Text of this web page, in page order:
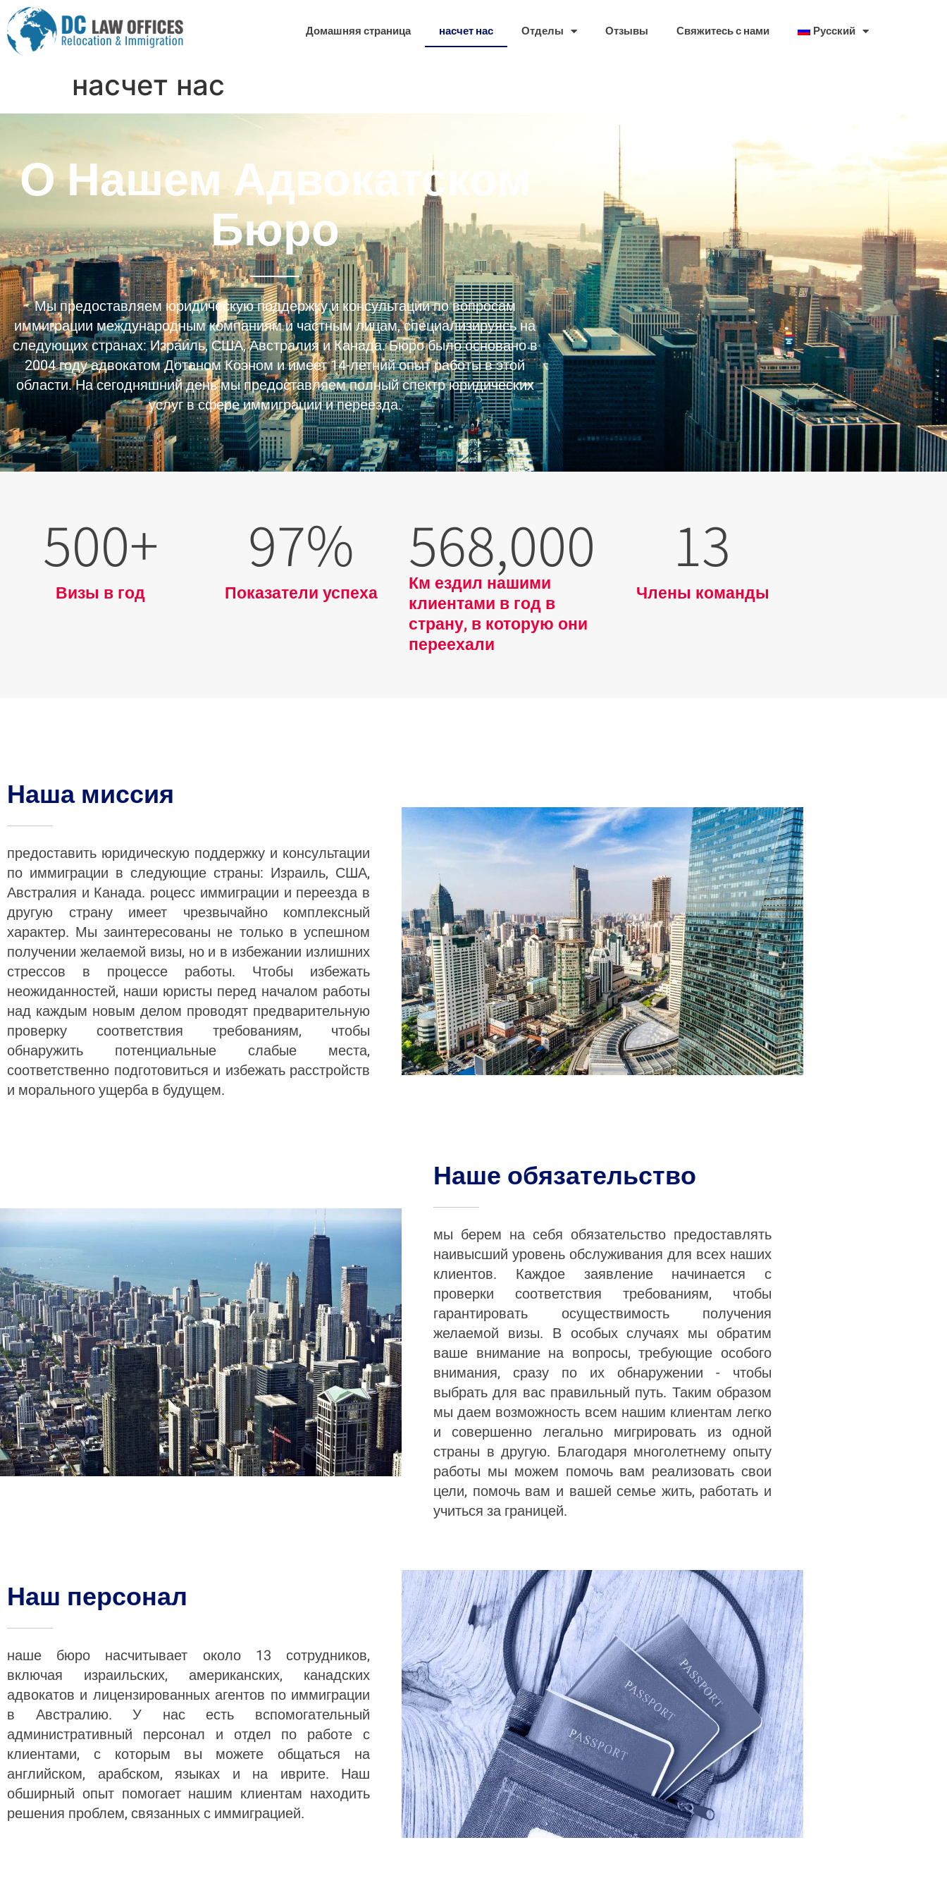
Домашняя страница насчет нас Отделы Отзывы Свяжитесь с нами Русский
насчет нас
О Нашем Адвокатском
Бюро
Мы предоставляем юридическую поддержку и консультации по вопросам
иммиграции международным компаниям и частным лицам, специализируясь на
следующих странах: Израиль, США, Австралия и Канада. Бюро было основано в
2004 году адвокатом Дотаном Коэном и имеет 14-летний опыт работы в этой
области. На сегодняшний день мы предоставляем полный спектр юридических
услуг в сфере иммиграции и переезда.
Визы в год
500+
Показатели успеха
97%
Км ездил нашими
клиентами в год в
страну, в которую они
переехали
568,000
Члены команды
13
Наша миссия
предоставить юридическую поддержку и консультации
по иммиграции в следующие страны: Израиль, США,
Австралия и Канада. роцесс иммиграции и переезда в
другую страну имеет чрезвычайно комплексный
характер. Мы заинтересованы не только в успешном
получении желаемой визы, но и в избежании излишних
стрессов в процессе работы. Чтобы избежать
неожиданностей, наши юристы перед началом работы
над каждым новым делом проводят предварительную
проверку соответствия требованиям, чтобы
обнаружить потенциальные слабые места,
соответственно подготовиться и избежать расстройств
и морального ущерба в будущем.
Наше обязательство
мы берем на себя обязательство предоставлять
наивысший уровень обслуживания для всех наших
клиентов. Каждое заявление начинается с
проверки соответствия требованиям, чтобы
гарантировать осуществимость получения
желаемой визы. В особых случаях мы обратим
ваше внимание на вопросы, требующие особого
внимания, сразу по их обнаружении - чтобы
выбрать для вас правильный путь. Таким образом
мы даем возможность всем нашим клиентам легко
и совершенно легально мигрировать из одной
страны в другую. Благодаря многолетнему опыту
работы мы можем помочь вам реализовать свои
цели, помочь вам и вашей семье жить, работать и
учиться за границей.
Наш персонал
наше бюро насчитывает около 13 сотрудников,
включая израильских, американских, канадских
адвокатов и лицензированных агентов по иммиграции
в Австралию. У нас есть вспомогательный
административный персонал и отдел по работе с
клиентами, с которым вы можете общаться на
английском, арабском, языках и на иврите. Наш
обширный опыт помогает нашим клиентам находить
решения проблем, связанных с иммиграцией.